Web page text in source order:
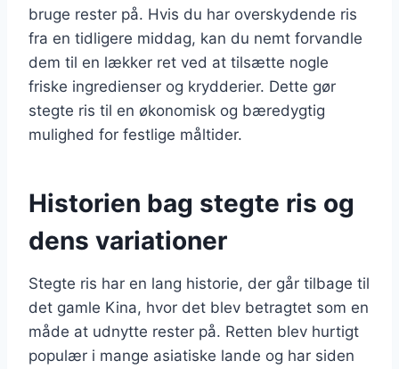
bruge rester på. Hvis du har overskydende ris
fra en tidligere middag, kan du nemt forvandle
dem til en lækker ret ved at tilsætte nogle
friske ingredienser og krydderier. Dette gør
stegte ris til en økonomisk og bæredygtig
mulighed for festlige måltider.
Historien bag stegte ris og
dens variationer
Stegte ris har en lang historie, der går tilbage til
det gamle Kina, hvor det blev betragtet som en
måde at udnytte rester på. Retten blev hurtigt
populær i mange asiatiske lande og har siden